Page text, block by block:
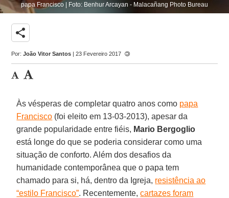
papa Francisco | Foto: Benhur Arcayan - Malacañang Photo Bureau
share
Por:João Vitor Santos | 23 Fevereiro 2017
Às vésperas de completar quatro anos como papa
Francisco (foi eleito em 13-03-2013), apesar da
grande popularidade entre fiéis, Mario Bergoglio
está longe do que se poderia considerar como uma
situação de conforto. Além dos desafios da
humanidade contemporânea que o papa tem
chamado para si, há, dentro da Igreja, resistência ao
“estilo Francisco”. Recentemente,cartazes foram